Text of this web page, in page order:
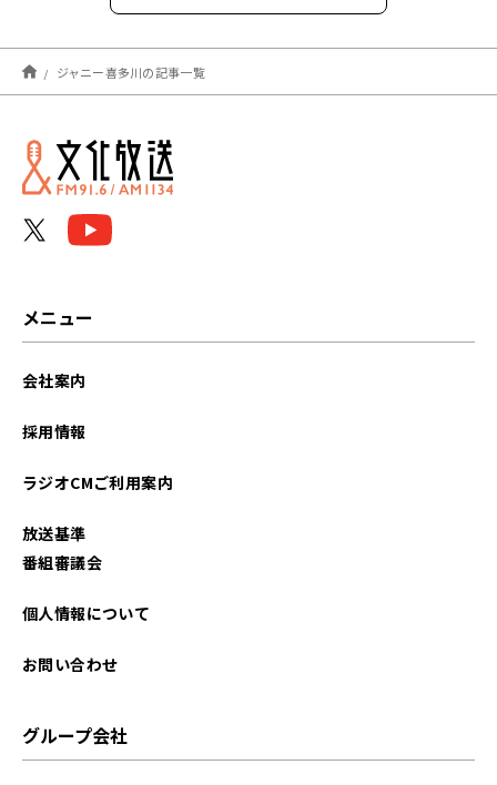
2024年07月
2023年10月
2023年09月
ジャニー喜多川の記事一覧
メニュー
会社案内
採用情報
ラジオCMご利用案内
放送基準
番組審議会
個人情報について
お問い合わせ
グループ会社